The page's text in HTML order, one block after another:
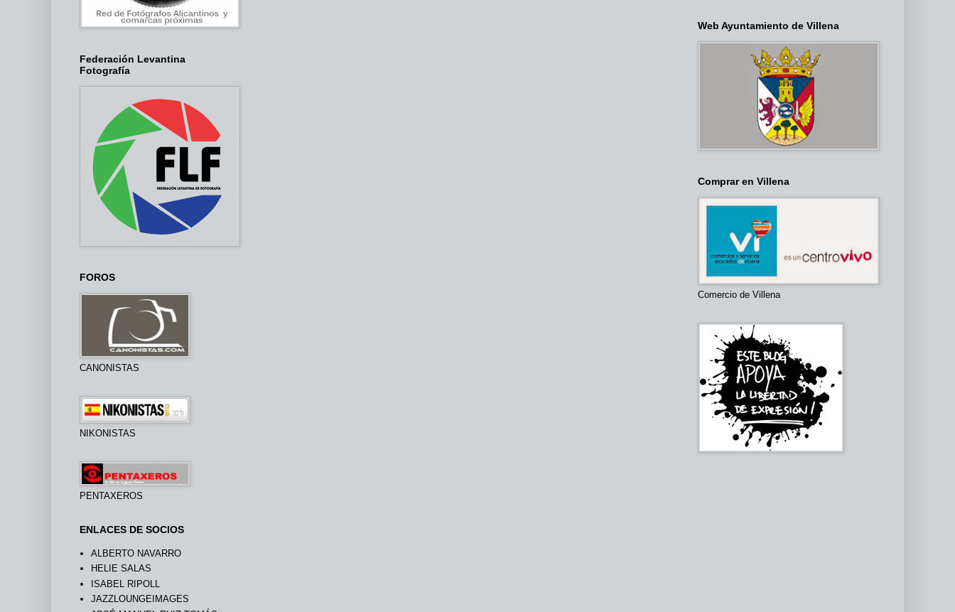
Federación Levantina
Fotografía
FOROS
CANONISTAS
NIKONISTAS
PENTAXEROS
ENLACES DE SOCIOS
ALBERTO NAVARRO
HELIE SALAS
ISABEL RIPOLL
JAZZLOUNGEIMAGES
Web Ayuntamiento de Villena
Comprar en Villena
Comercio de Villena